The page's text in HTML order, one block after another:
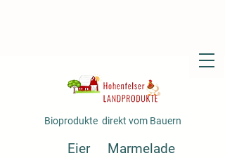
Bioprodukte direkt vom Bauern
Eier
Marmelade